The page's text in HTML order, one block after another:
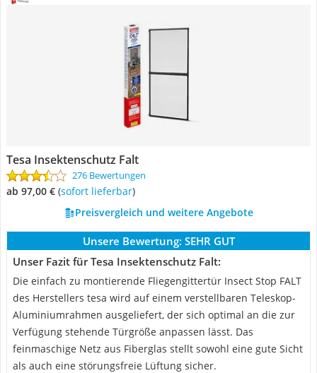
Tesa Insektenschutz Falt
276 Bewertungen
ab 97,00 € ( Sofort lieferbar)
Preisvergleich und weitere Angebote
Unsere Bewertung: SEHR GUT
Unser Fazit für Tesa Insektenschutz Falt:
Die einfach zu montierende Fliegengittertür Insect Stop FALT
des Herstellers tesa wird auf einem verstellbaren Teleskop-
Aluminiumrahmen ausgeliefert, der sich optimal an die zur
Verfügung stehende Türgröße anpassen lässt. Das
feinmaschige Netz aus Fiberglas stellt sowohl eine gute Sicht
als auch eine störungsfreie Lüftung sicher.